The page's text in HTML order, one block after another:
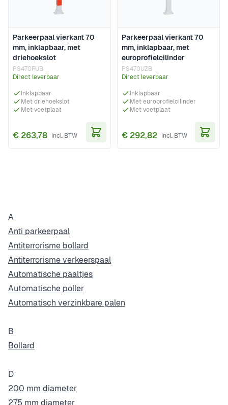
Parkeerpaal vierkant 70
mm, inklapbaar, met
driehoekslot
PS470FUB
Direct leverbaar
Inklapbaar
Met driehoekslot
Met voetplaat
€ 263,78
Parkeerpaal vierkant 70
mm, inklapbaar, met
europrofielcilinder
PS470UZB
Direct leverbaar
Inklapbaar
Met europrofielcilinder
Met voetplaat
€ 292,82
A
Anti parkeerpaal
Antiterrorisme bollard
Antiterrorisme verkeerspaal
Automatische paaltjes
Automatische poller
Automatisch verzinkbare palen
B
Bollard
D
200 mm diameter
275 mm diameter